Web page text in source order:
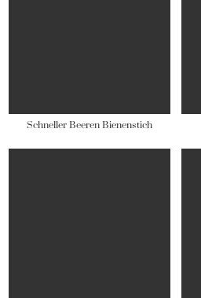
Schneller Beeren Bienenstich